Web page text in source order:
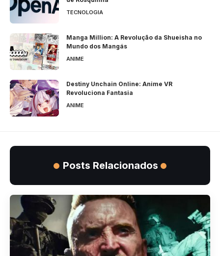
TECNOLOGIA
Manga Million: A Revolução da Shueisha no
Mundo dos Mangás
ANIME
Destiny Unchain Online: Anime VR
Revoluciona Fantasia
ANIME
Posts Relacionados